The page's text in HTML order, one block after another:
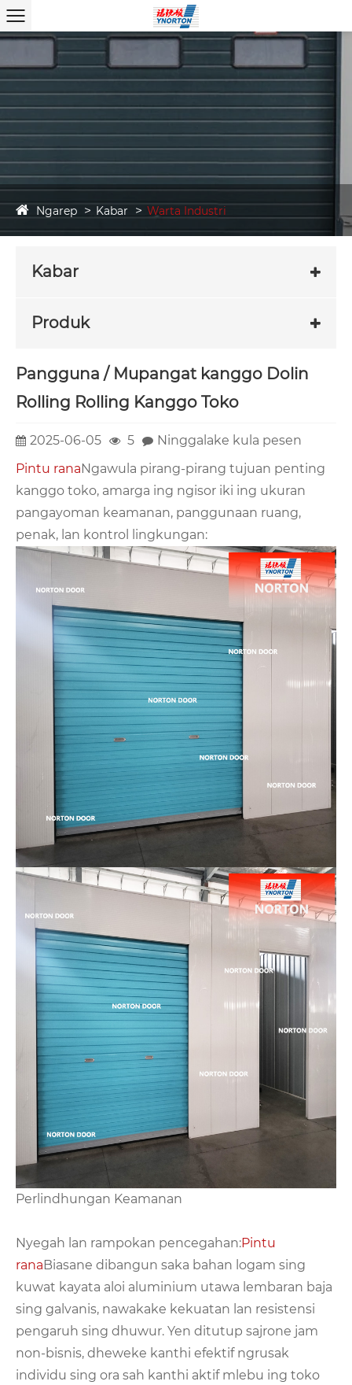
Ngarep Kabar Warta Industri
Kabar
Produk
Pangguna / Mupangat kanggo Dolin
Rolling Rolling Kanggo Toko
2025-06-05 5
Ninggalake kula pesen
Pintu ranaNgawula pirang-pirang tujuan penting
kanggo toko, amarga ing ngisor iki ing ukuran
pangayoman keamanan, panggunaan ruang,
penak, lan kontrol lingkungan:
Perlindhungan Keamanan
Nyegah lan rampokan pencegahan:Pintu
ranaBiasane dibangun saka bahan logam sing
kuwat kayata aloi aluminium utawa lembaran baja
sing galvanis, nawakake kekuatan lan resistensi
pengaruh sing dhuwur. Yen ditutup sajrone jam
non-bisnis, dheweke kanthi efektif ngrusak
individu sing ora sah kanthi aktif mlebu ing toko